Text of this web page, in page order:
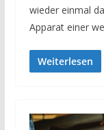
wieder einmal
Apparat einer
Weiterlesen